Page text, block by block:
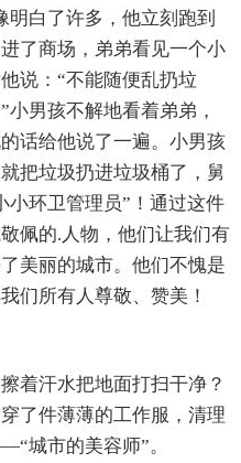
明白了许多，他立刻跑到
了商场，弟弟看见一个小
说：“不能随便乱扔垃
男孩不解地看着弟弟，
话给他说了一遍。小男孩
把垃圾扔进垃圾桶了，舅
小环卫管理员”！通过这件
佩的.人物，他们让我们有
美丽的城市。他们不愧是
们所有人尊敬、赞美！
汗水把地面打扫干净？
了件薄薄的工作服，清理
城市的美容师”。